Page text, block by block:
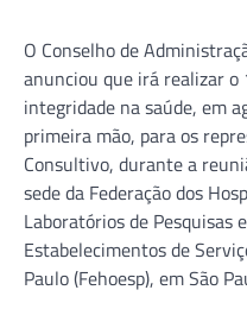
O Conselho de
anunciou que irá realizar o
integridade na saúde, em
primeira mão, para os
Consultivo, durante a
sede da Federação dos
Laboratórios de Pesquisas
Estabelecimentos de
Paulo (Fehoesp), em São